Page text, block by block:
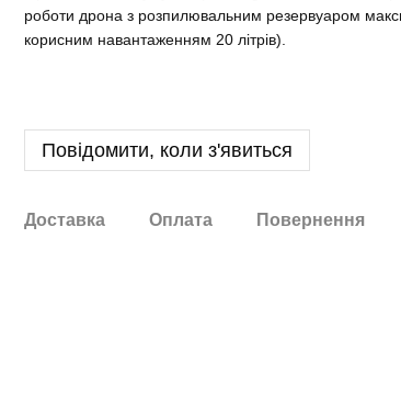
роботи дрона з розпилювальним резервуаром
корисним навантаженням 20 літрів).
Повідомити, коли з'явиться
Доставка Оплата Повернення